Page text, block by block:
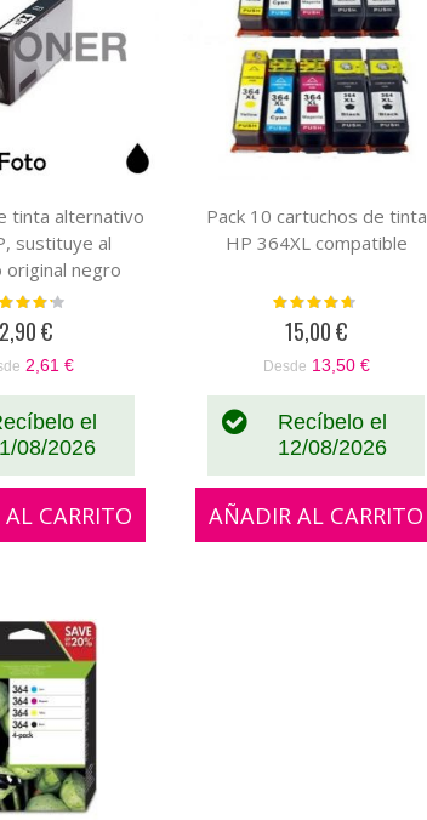
tinta alternativo
sustituye al
original negro
CB317EE-
CB322EE
2,90 €
2,61 €
el
08/2026
CARRITO
Pack 10 cartuchos de tinta
HP 364XL compatible
Valoración:
15,00 €
Desde 13,50 €
Recíbelo el
12/08/2026
AÑADIR AL CARRITO